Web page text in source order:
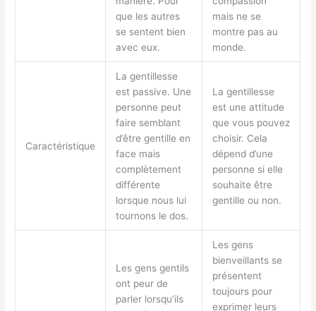
que les autres
se sentent bien
avec eux.
mais ne se
montre pas au
monde.
Caractéristique
La gentillesse
est passive. Une
personne peut
faire semblant
d’être gentille en
face mais
complètement
différente
lorsque nous lui
tournons le dos.
La gentillesse
est une attitude
que vous pouvez
choisir. Cela
dépend d’une
personne si elle
souhaite être
gentille ou non.
Les gens gentils
ont peur de
parler lorsqu’ils
Les gens
bienveillants se
présentent
toujours pour
exprimer leurs